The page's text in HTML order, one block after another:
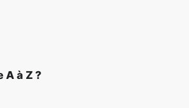
A à Z ?